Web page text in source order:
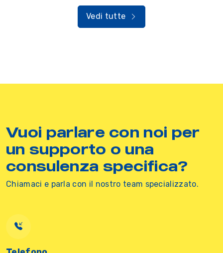
Vedi tutte
Vuoi parlare con noi per
un supporto o una
consulenza specifica?
Chiamaci e parla con il nostro team specializzato.